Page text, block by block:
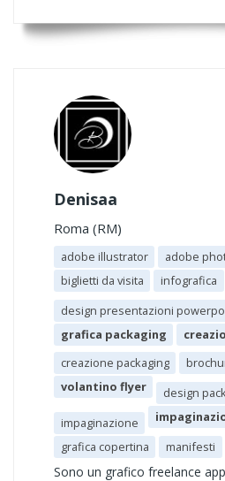
Denisaa
Roma (RM)
adobe illustrator
adobe
biglietti da visita
infografica
design presentazioni
grafica packaging
creazione packaging
volantino flyer
design
impaginazione
grafica copertina
manifesti
Sono un grafico freelance